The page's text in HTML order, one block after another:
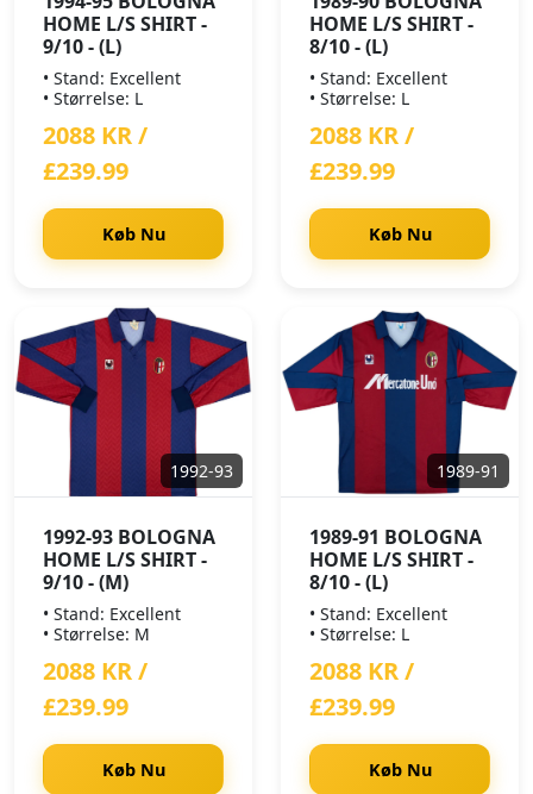
HOME L/S SHIRT -
9/10 - (L)
• Stand: Excellent
• Størrelse: L
2088 KR /
£239.99
Køb Nu
HOME L/S SHIRT -
8/10 - (L)
• Stand: Excellent
• Størrelse: L
2088 KR /
£239.99
Køb Nu
1992-93
1992-93 BOLOGNA
HOME L/S SHIRT -
9/10 - (M)
• Stand: Excellent
• Størrelse: M
2088 KR /
£239.99
Køb Nu
1989-91
1989-91 BOLOGNA
HOME L/S SHIRT -
8/10 - (L)
• Stand: Excellent
• Størrelse: L
2088 KR /
£239.99
Køb Nu